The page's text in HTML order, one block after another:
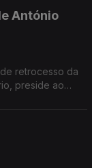
António
retrocesso da
preside ao